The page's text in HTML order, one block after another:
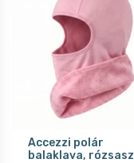
Accezzi polár
balaklava,